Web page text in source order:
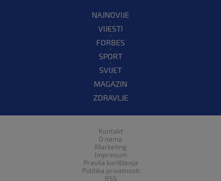
NAJNOVIJE
VIJESTI
FORBES
SPORT
SVIJET
MAGAZIN
ZDRAVLJE
Kontakt
O nama
Marketing
Impresum
Pravila korištenja
Politika privatnosti
RSS